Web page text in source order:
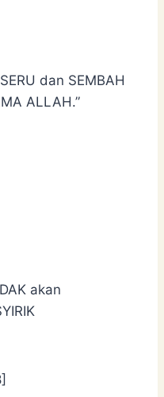
dan SEMBAH
ALLAH.”
akan